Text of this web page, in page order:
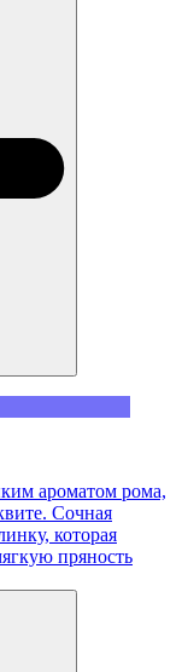
ароматом рома,
Сочная
которая
пряность